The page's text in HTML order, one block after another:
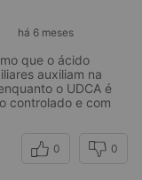
há 6 meses
que o ácido
auxiliam na
o UDCA é
controlado e com
0 0